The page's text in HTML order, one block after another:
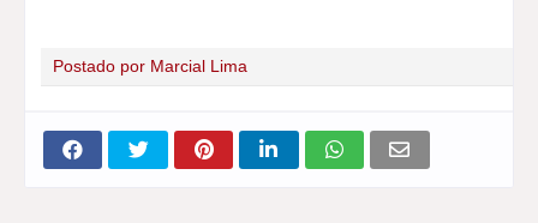
Postado por Marcial Lima